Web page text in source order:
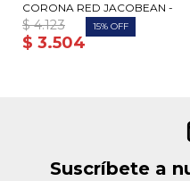
CORONA RED JACOBEAN -
$ 3.504
$ 4.123 15
Suscríbete a